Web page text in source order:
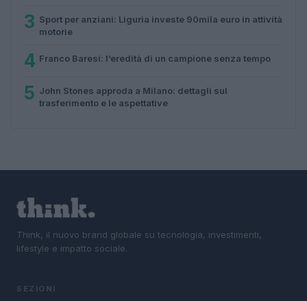
3 Sport per anziani: Liguria investe 90mila euro in attività
motorie
4 Franco Baresi: l’eredità di un campione senza tempo
5 John Stones approda a Milano: dettagli sul
trasferimento e le aspettative
Think, il nuovo brand globale su tecnologia, investimenti,
lifestyle e impatto sociale.
SEZIONI